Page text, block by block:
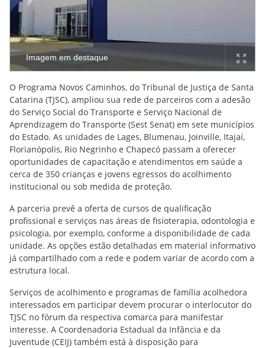
Imagem em destaque
O Programa Novos Caminhos, do Tribunal de Justiça de Santa
Catarina (TJSC), ampliou sua rede de parceiros com a adesão
do Serviço Social do Transporte e Serviço Nacional de
Aprendizagem do Transporte (Sest Senat) em sete municípios
do Estado. As unidades de Lages, Blumenau, Joinville, Itajaí,
Florianópolis, Rio Negrinho e Chapecó passam a oferecer
oportunidades de capacitação e atendimentos em saúde a
cerca de 350 crianças e jovens egressos do acolhimento
institucional ou sob medida de proteção.
A parceria prevê a oferta de cursos de qualificação
profissional e serviços nas áreas de fisioterapia, odontologia e
psicologia, por exemplo, conforme a disponibilidade de cada
unidade. As opções estão detalhadas em material informativo
já compartilhado com a rede e podem variar de acordo com a
estrutura local.
Serviços de acolhimento e programas de família acolhedora
interessados em participar devem procurar o interlocutor do
TJSC no fórum da respectiva comarca para manifestar
interesse. A Coordenadoria Estadual da Infância e da
Juventude (CEIJ) também está à disposição para